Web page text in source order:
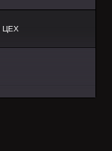
ЦЕХ